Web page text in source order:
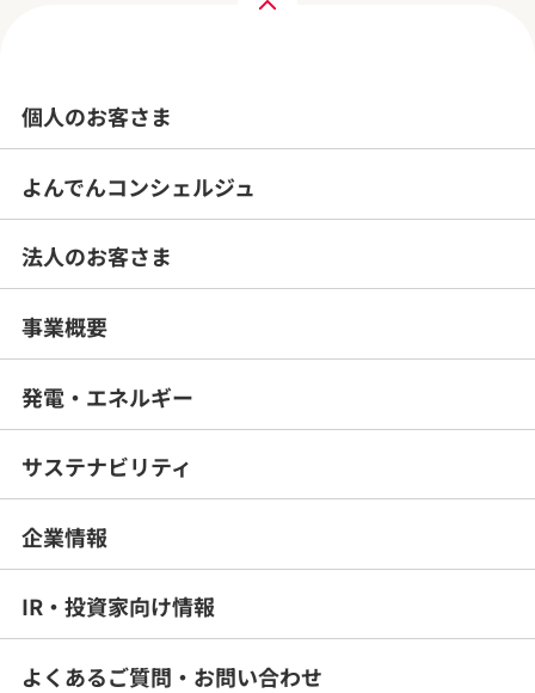
個人のお客さま
よんでんコンシェルジュ
法人のお客さま
事業概要
発電・エネルギー
サステナビリティ
企業情報
IR・投資家向け情報
よくあるご質問・ お問い合わせ